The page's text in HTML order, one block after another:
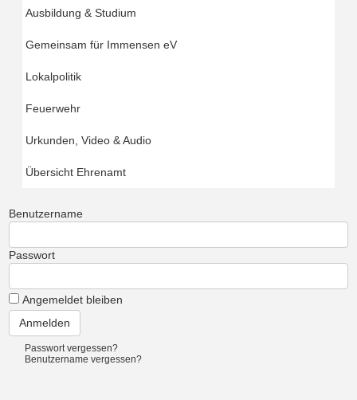
Ausbildung & Studium
Gemeinsam für Immensen eV
Lokalpolitik
Feuerwehr
Urkunden, Video & Audio
Übersicht Ehrenamt
Benutzername
Passwort
Angemeldet bleiben
Passwort vergessen?
Benutzername vergessen?